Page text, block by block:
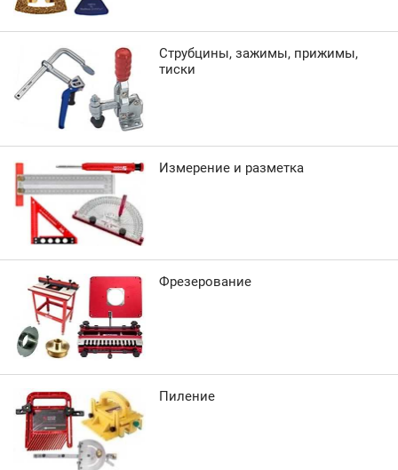
Струбцины, зажимы, прижимы,
тиски
Измерение и разметка
Фрезерование
Пиление